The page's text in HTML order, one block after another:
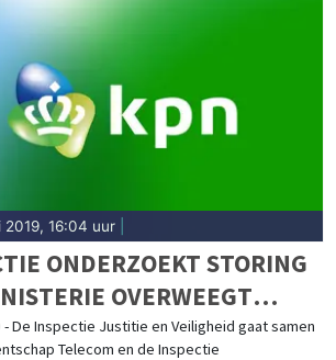
2019, 16:04 uur
ONDERZOEKT STORING
OVERWEEGT
PROVIDER
- De Inspectie Justitie en Veiligheid gaat samen
Telecom en de Inspectie